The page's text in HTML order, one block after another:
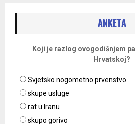
ANKETA
Koji je razlog ovogodišnjem
Hrvatskoj?
Svjetsko nogometno prvenstvo
skupe usluge
rat u Iranu
skupo gorivo